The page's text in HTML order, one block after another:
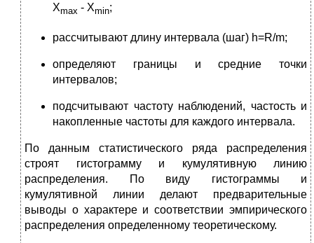
Xmax - Xmin;
рассчитывают длину интервала (шаг) h=R/m;
определяют границы и средние точки
интервалов;
подсчитывают частоту наблюдений, частость и
накопленные частоты для каждого интервала.
По данным статистического ряда распределения
строят гистограмму и кумулятивную линию
распределения. По виду гистограммы и
кумулятивной линии делают предварительные
выводы о характере и соответствии эмпирического
распределения определенному теоретическому.